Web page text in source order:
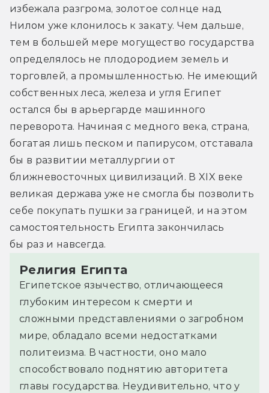
избежала разгрома, золотое солнце над
Нилом уже клонилось к закату. Чем дальше,
тем в большей мере могущество государства
определялось не плодородием земель и
торговлей, а промышленностью. Не имеющий
собственных леса, железа и угля Египет
остался бы в арьергарде машинного
переворота. Начиная с медного века, страна,
богатая лишь песком и папирусом, отставала
бы в развитии металлургии от
ближневосточных цивилизаций. В XIX веке
великая держава уже не смогла бы позволить
себе покупать пушки за границей, и на этом
самостоятельность Египта закончилась
бы раз и навсегда.
Религия Египта
Египетское язычество, отличающееся
глубоким интересом к смерти и
сложными представлениями о загробном
мире, обладало всеми недостатками
политеизма. В частности, оно мало
способствовало поднятию авторитета
главы государства. Неудивительно, что у